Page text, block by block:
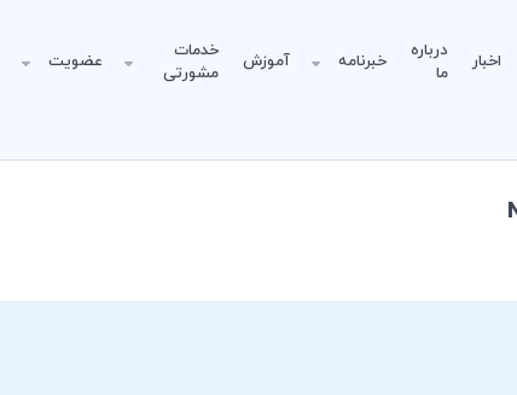
اخبار
درباره
ما
خبرنامه آموزش
خدمات
مشورتی
عضویت